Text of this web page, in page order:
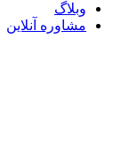
وبلاگ
مشاوره آنلاین